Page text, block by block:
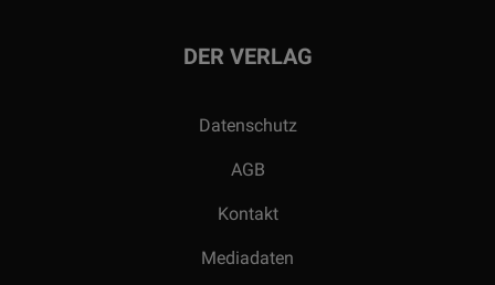
DER VERLAG
Datenschutz
AGB
Kontakt
Mediadaten